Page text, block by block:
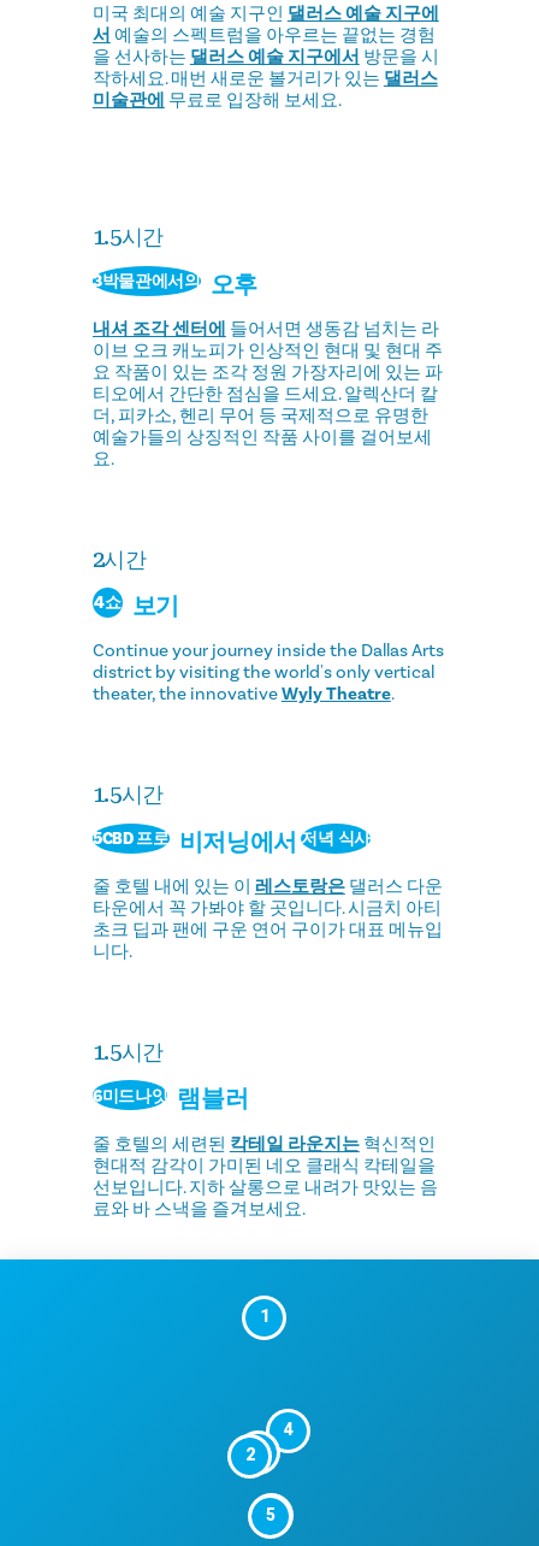
미국 최대의 예술 지구인 댈러스 예술 지구에
서 예술의 스펙트럼을 아우르는 끝없는 경험
을 선사하는 댈러스 예술 지구에서 방문을 시
작하세요. 매번 새로운 볼거리가 있는 댈러스
미술관에 무료로 입장해 보세요.
1.5시간
3박물관에서의 오후
내셔 조각 센터에 들어서면 생동감 넘치는 라
이브 오크 캐노피가 인상적인 현대 및 현대 주
요 작품이 있는 조각 정원 가장자리에 있는 파
티오에서 간단한 점심을 드세요. 알렉산더 칼
더, 피카소, 헨리 무어 등 국제적으로 유명한
예술가들의 상징적인 작품 사이를 걸어보세
요.
2시간
4쇼 보기
Continue your journey inside the Dallas Arts
district by visiting the world's only vertical
theater, the innovativeWyly Theatre.
1.5시간
5CBD 프로 비저닝에서저녁 식사
줄 호텔 내에 있는 이 레스토랑은댈러스 다운
타운에서 꼭 가봐야 할 곳입니다. 시금치 아티
초크 딥과 팬에 구운 연어 구이가 대표 메뉴입
니다.
1.5시간
6미드나잇 램블러
줄 호텔의 세련된 칵테일 라운지는혁신적인
현대적 감각이 가미된 네오 클래식 칵테일을
선보입니다. 지하 살롱으로 내려가 맛있는 음
료와 바 스낵을 즐겨보세요.
1
23
4
5
6